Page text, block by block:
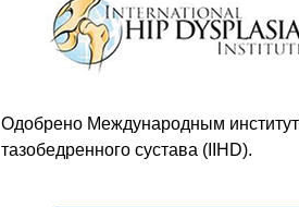
Одобрено Международным
тазобедренного сустава (IIHD).